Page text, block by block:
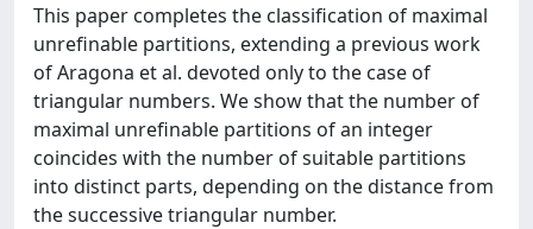
This paper completes the classification of maximal
unrefinable partitions, extending a previous work
of Aragona et al. devoted only to the case of
triangular numbers. We show that the number of
maximal unrefinable partitions of an integer
coincides with the number of suitable partitions
into distinct parts, depending on the distance from
the successive triangular number.